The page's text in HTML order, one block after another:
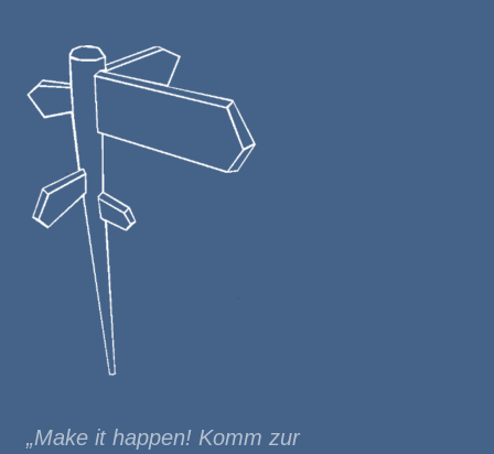
„Make it happen! Komm zur